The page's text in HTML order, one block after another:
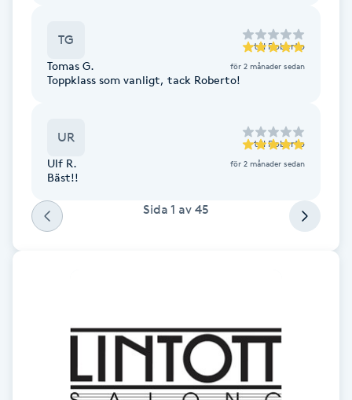
Dermapen
Diamantslipning
Extensions borttagning
Eyeliner-tatuering
TG till Roberto
Tomas G. för 2 månader sedan
Toppklass som vanligt, tack Roberto!
UR till Roberto
Ulf R. för 2 månader sedan
Bäst!!
Sida 1 av 45